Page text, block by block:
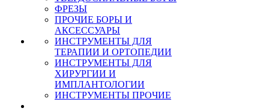
ФРЕЗЫ
ПРОЧИЕ БОРЫ И
АКСЕССУАРЫ
ИНСТРУМЕНТЫ ДЛЯ
ТЕРАПИИ И ОРТОПЕДИИ
ИНСТРУМЕНТЫ ДЛЯ
ХИРУРГИИ И
ИМПЛАНТОЛОГИИ
ИНСТРУМЕНТЫ ПРОЧИЕ